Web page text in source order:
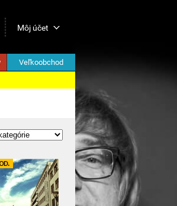
Môj účet
Veľkoobchod